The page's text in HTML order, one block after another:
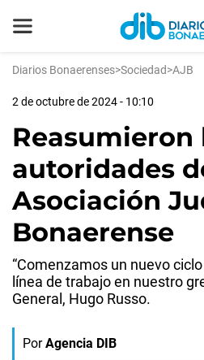
Diarios Bonaerenses>Sociedad>AJB
2 de octubre de 2024 - 10:10
Reasumieron
autoridades
Asociación
Bonaerense
“Comenzamos un nuevo
línea de trabajo en nuestro
General, Hugo Russo.
Por Agencia DIB